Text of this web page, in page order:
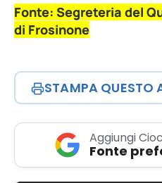
Fonte: Segreteria del
di Frosinone
STAMPA QUESTO
Aggiungi
Fonte